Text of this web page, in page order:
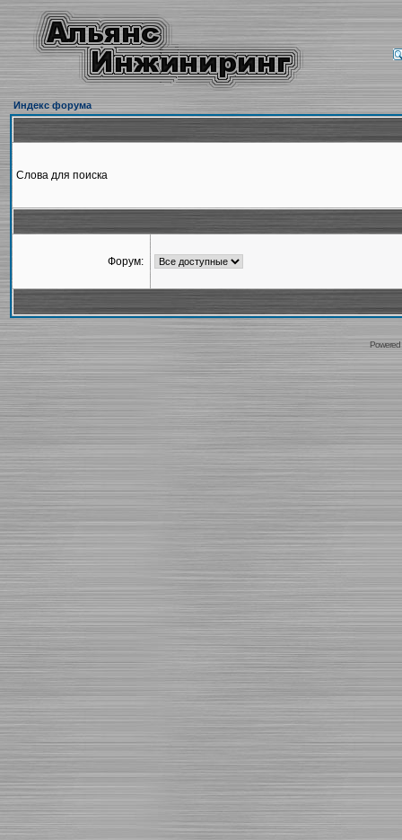
Индекс форума
Слова для поиска
Форум: